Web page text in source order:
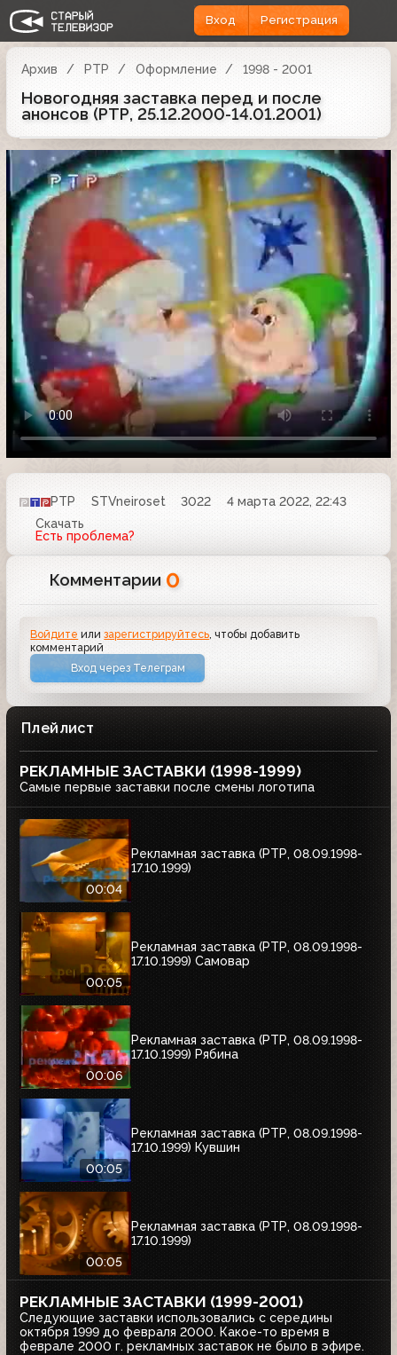
Вход Регистрация
Архив РТР Оформление 1998 - 2001
Новогодняя заставка перед и после
анонсов (РТР, 25.12.2000-14.01.2001)
РТР STVneiroset 3022
4 марта 2022, 22:43
Скачать
Есть проблема?
Комментарии 0
Войдите илизарегистрируйтесь , чтобы добавить
комментарий
Вход через Телеграм
Плейлист
РЕКЛАМНЫЕ ЗАСТАВКИ (1998-1999)
Самые первые заставки после смены логотипа
00:04
Рекламная заставка (РТР, 08.09.1998-
17.10.1999)
00:05
Рекламная заставка (РТР, 08.09.1998-
17.10.1999) Самовар
00:06
Рекламная заставка (РТР, 08.09.1998-
17.10.1999) Рябина
00:05
Рекламная заставка (РТР, 08.09.1998-
17.10.1999) Кувшин
00:05
Рекламная заставка (РТР, 08.09.1998-
17.10.1999)
РЕКЛАМНЫЕ ЗАСТАВКИ (1999-2001)
Следующие заставки использовались с середины
октября 1999 до февраля 2000. Какое-то время в
феврале 2000 г. рекламных заставок не было в эфире.